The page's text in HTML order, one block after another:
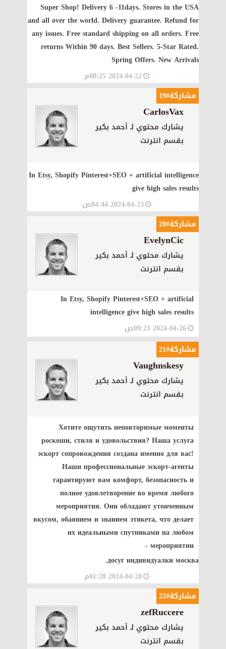
Super Shop! Delivery 6 -11days. Stores in the USA
and all over the world. Delivery guarantee. Refund for
any issues. Free standard shipping on all orders. Free
returns Within 90 days. Best Sellers. 5-Star Rated.
Spring Offers. New Arrivals
2024-04-22 00:25م
مشاركة#19
CarlosVax
يشارك محتوي لـ أحمد بكير
بقسم انترنت
In Etsy, Shopify Pinterest+SEO + artificial intelligence
give high sales results
2024-04-23 04:44ص
مشاركة#20
EvelynCic
يشارك محتوي لـ أحمد بكير
بقسم انترنت
In Etsy, Shopify Pinterest+SEO + artificial
intelligence give high sales results
2024-04-26 09:21ص
مشاركة#21
Vaughnskesy
يشارك محتوي لـ أحمد بكير
بقسم انترنت
Хотите ощутить неповторимые моменты
роскоши, стиля и удовольствия? Наша услуга
эскорт сопровождения создана именно для вас!
Наши профессиональные эскорт-агенты
гарантируют вам комфорт, безопасность и
полное удовлетворение во время любого
мероприятия. Они обладают утонченным
вкусом, обаянием и знанием этикета, что делает
их идеальными спутниками на любом
мероприятии -
досуг индивидуалки москва.
2024-04-28 01:28م
مشاركة#22
zefRuccere
يشارك محتوي لـ أحمد بكير
بقسم انترنت